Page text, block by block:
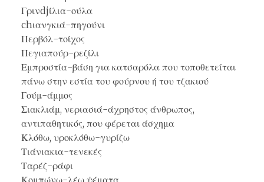
Γρινdjίλια-ούλα
chιανγκιά-πηγούνι
Περβόλ-τοίχος
Πεγιαπούρ-ρεζίλι
Εμπροστία-βάση για κατσαρόλα που τοποθετείται
πάνω στην εστία του φούρνου ή του τζακιού
Γούμ-άμμος
Σιακλιάμ, νεριασιά-άχρηστος άνθρωπος,
αντιπαθητικός, που φέρεται άσχημα
Κλόθω, υροκλόθω-γυρίζω
Τιάνιακια-τενεκές
Ταρέζ-ράφι